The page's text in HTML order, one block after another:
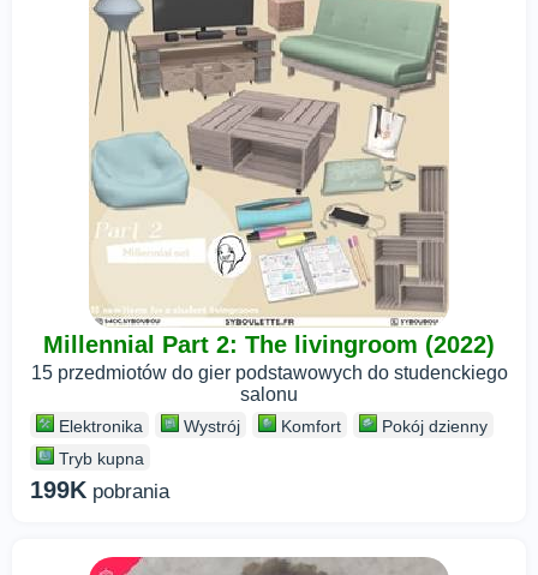
Millennial Part 2: The livingroom (2022)
15 przedmiotów do gier podstawowych do studenckiego
salonu
Elektronika Wystrój Komfort
Pokój dzienny
Tryb kupna
199K pobrania